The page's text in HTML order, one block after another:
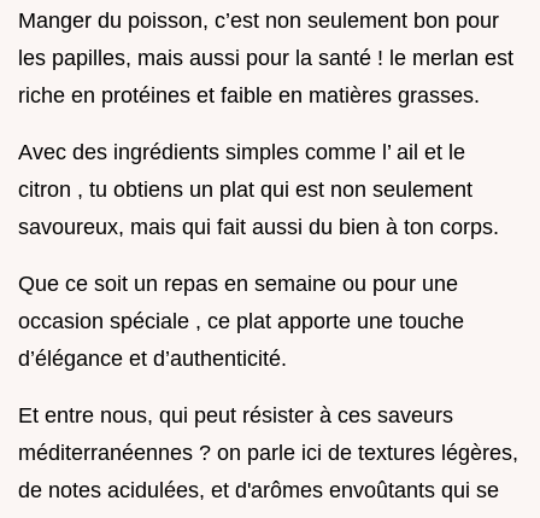
Manger du poisson, c’est non seulement bon pour
les papilles, mais aussi pour la santé ! le merlan est
riche en protéines et faible en matières grasses.
Avec des ingrédients simples comme l’ ail et le
citron , tu obtiens un plat qui est non seulement
savoureux, mais qui fait aussi du bien à ton corps.
Que ce soit un repas en semaine ou pour une
occasion spéciale , ce plat apporte une touche
d’élégance et d’authenticité.
Et entre nous, qui peut résister à ces saveurs
méditerranéennes ? on parle ici de textures légères,
de notes acidulées, et d'arômes envoûtants qui se